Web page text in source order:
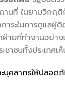
นที่ ในยามวิกฤ
าระในการดูแ
ฝ่ายที่ทำงานอย่
าชนทั้งประเทศ
คลากรให้ปลอ